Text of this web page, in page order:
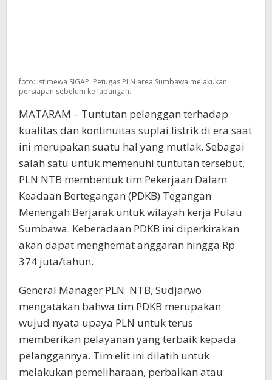
foto: istimewa SIGAP: Petugas PLN area Sumbawa melakukan
persiapan sebelum ke lapangan.
MATARAM – Tuntutan pelanggan terhadap
kualitas dan kontinuitas suplai listrik di era saat
ini merupakan suatu hal yang mutlak. Sebagai
salah satu untuk memenuhi tuntutan tersebut,
PLN NTB membentuk tim Pekerjaan Dalam
Keadaan Bertegangan (PDKB) Tegangan
Menengah Berjarak untuk wilayah kerja Pulau
Sumbawa. Keberadaan PDKB ini diperkirakan
akan dapat menghemat anggaran hingga Rp
374 juta/tahun.
General Manager PLN NTB, Sudjarwo
mengatakan bahwa tim PDKB merupakan
wujud nyata upaya PLN untuk terus
memberikan pelayanan yang terbaik kepada
pelanggannya. Tim elit ini dilatih untuk
melakukan pemeliharaan, perbaikan atau